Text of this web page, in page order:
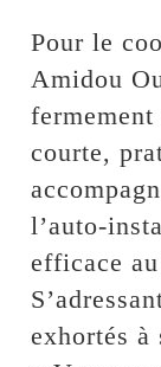
Pour le
Amidou
courte,
l’auto-
efficace
exhortés à